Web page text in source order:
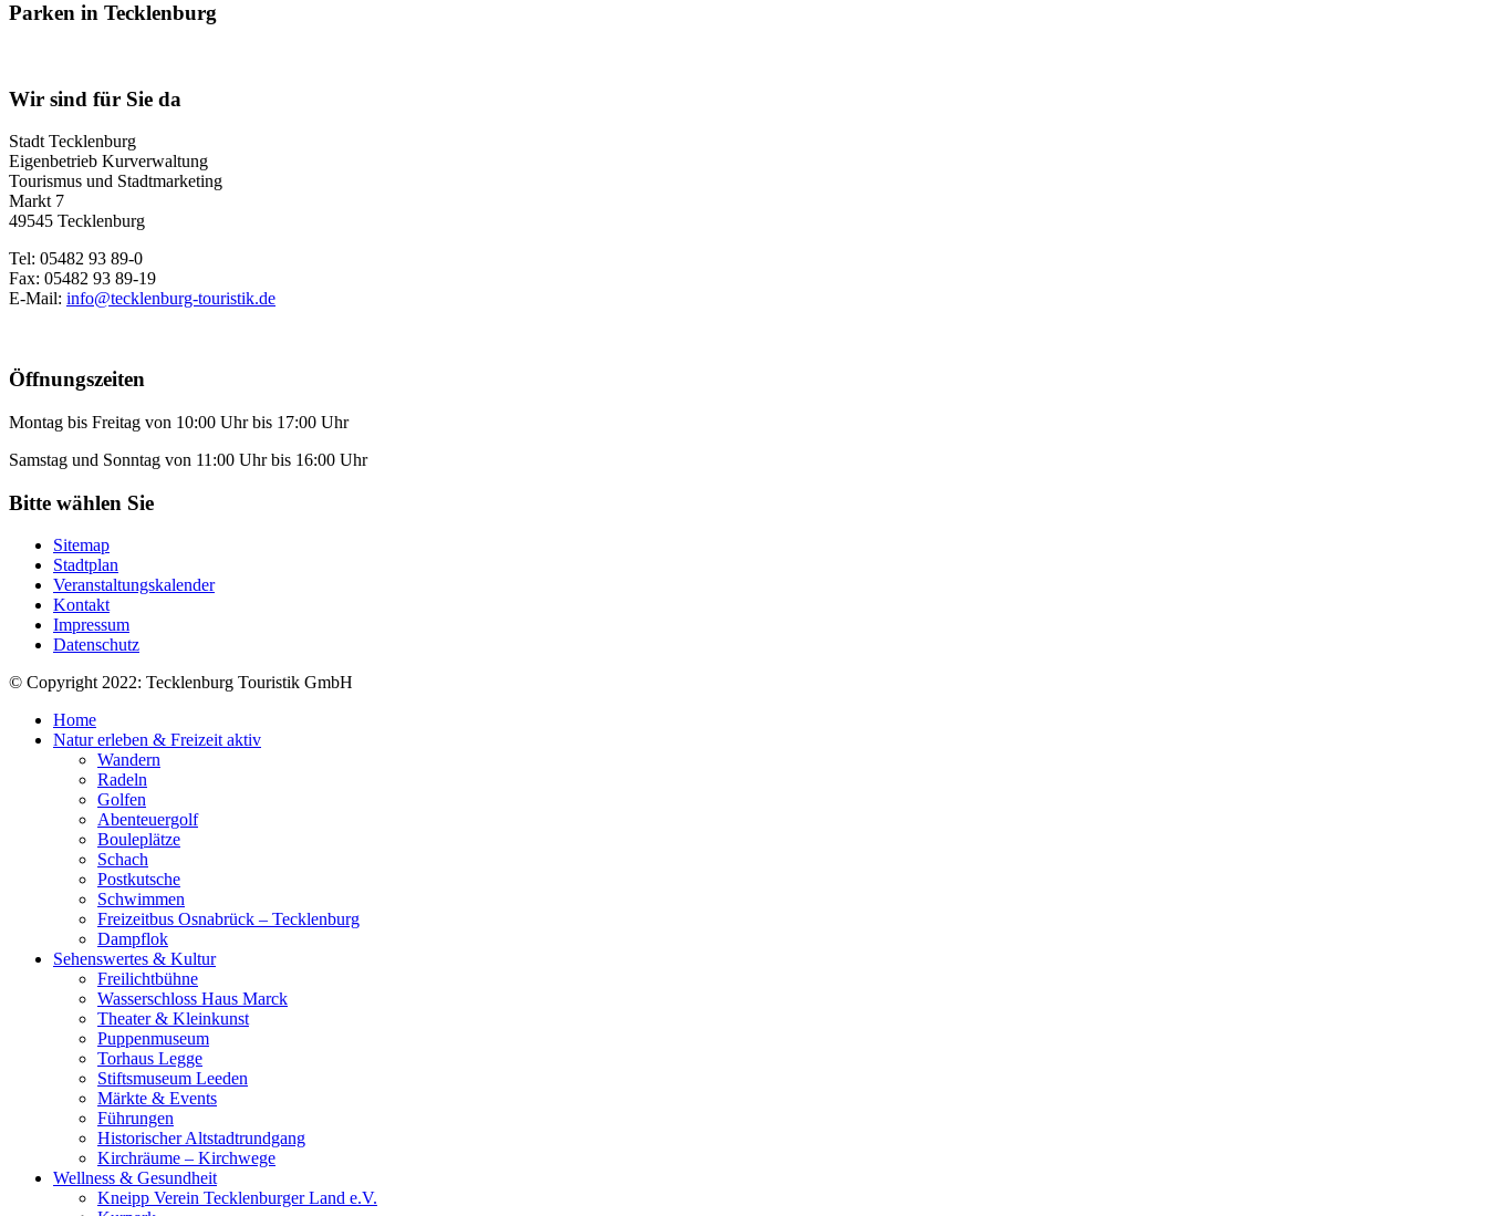
Parken in Tecklenburg
Wir sind für Sie da
Stadt Tecklenburg
Eigenbetrieb Kurverwaltung
Tourismus und Stadtmarketing
Markt 7
49545 Tecklenburg
Tel: 05482 93 89-0
Fax: 05482 93 89-19
E-Mail: info@tecklenburg-touristik.de
Öffnungszeiten
Montag bis Freitag von 10:00 Uhr bis 17:00 Uhr
Samstag und Sonntag von 11:00 Uhr bis 16:00 Uhr
Bitte wählen Sie
Sitemap
Stadtplan
Veranstaltungskalender
Kontakt
Impressum
Datenschutz
© Copyright 2022: Tecklenburg Touristik GmbH
Home
Natur erleben & Freizeit aktiv
Wandern
Radeln
Golfen
Abenteuergolf
Bouleplätze
Schach
Postkutsche
Schwimmen
Freizeitbus Osnabrück – Tecklenburg
Dampflok
Sehenswertes & Kultur
Freilichtbühne
Wasserschloss Haus Marck
Theater & Kleinkunst
Puppenmuseum
Torhaus Legge
Stiftsmuseum Leeden
Märkte & Events
Führungen
Historischer Altstadtrundgang
Kirchräume – Kirchwege
Wellness & Gesundheit
Kneipp Verein Tecklenburger Land e.V.